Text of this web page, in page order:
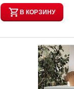
В КОРЗИНУ